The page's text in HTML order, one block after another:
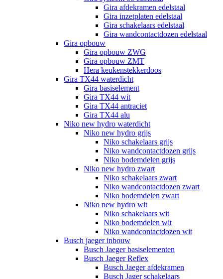
Gira afdekramen edelstaal
Gira inzetplaten edelstaal
Gira schakelaars edelstaal
Gira wandcontactdozen edelstaal
Gira opbouw
Gira opbouw ZWG
Gira opbouw ZMT
Hera keukenstekkerdoos
Gira TX44 waterdicht
Gira basiselement
Gira TX44 wit
Gira TX44 antraciet
Gira TX44 alu
Niko new hydro waterdicht
Niko new hydro grijs
Niko schakelaars grijs
Niko wandcontactdozen grijs
Niko bodemdelen grijs
Niko new hydro zwart
Niko schakelaars zwart
Niko wandcontactdozen zwart
Niko bodemdelen zwart
Niko new hydro wit
Niko schakelaars wit
Niko bodemdelen wit
Niko wandcontactdozen wit
Busch jaeger inbouw
Busch Jaeger basiselementen
Busch Jaeger Reflex
Busch Jaeger afdekramen
Busch Jager schakelaars